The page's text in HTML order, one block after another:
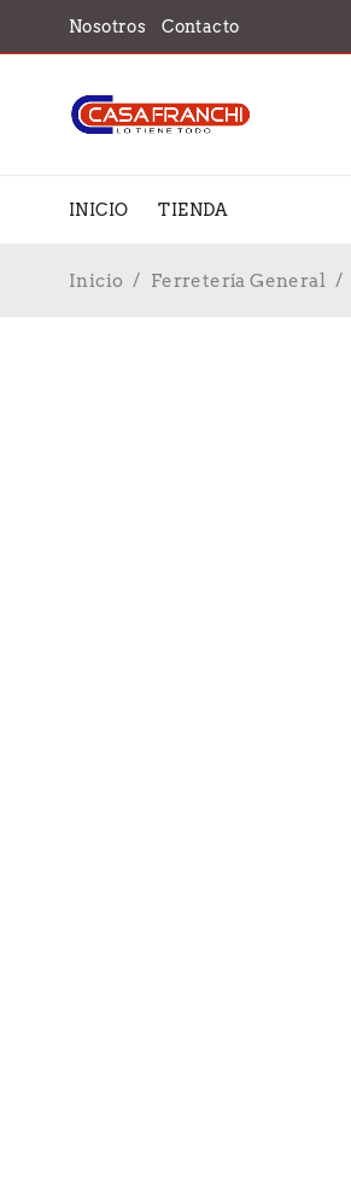
Nosotros Contacto
INICIO TIENDA
Inicio / Ferretería General /